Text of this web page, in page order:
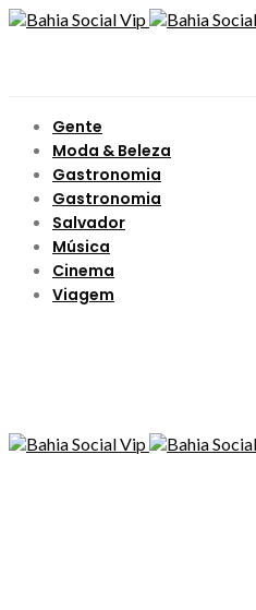
Gente
Moda & Beleza
Gastronomia
Gastronomia
Salvador
Música
Cinema
Viagem